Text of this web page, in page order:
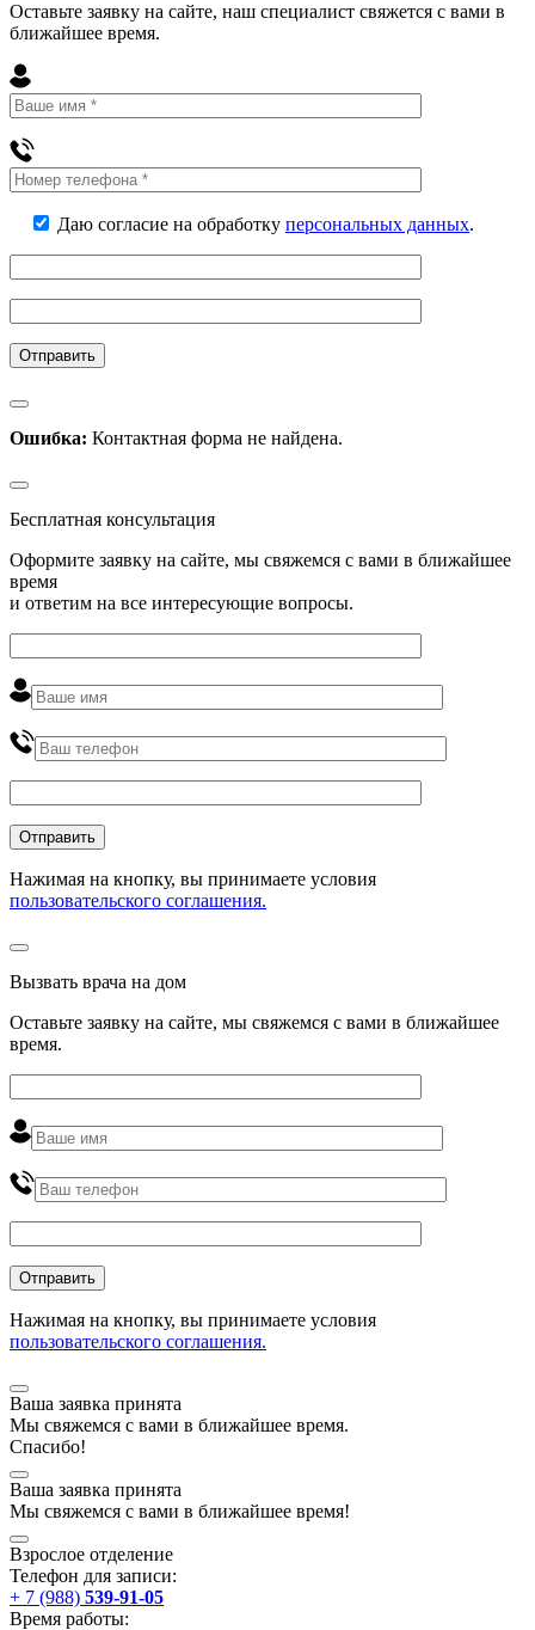
Оставьте заявку на сайте, наш специалист свяжется с вами в
ближайшее время.
Даю согласие на обработку персональных данных.
Ошибка: Контактная форма не найдена.
Бесплатная консультация
Оформите заявку на сайте, мы свяжемся с вами в ближайшее
время
и ответим на все интересующие вопросы.
Нажимая на кнопку, вы принимаете условия
пользовательского соглашения.
Вызвать врача на дом
Оставьте заявку на сайте, мы свяжемся с вами в ближайшее
время.
Нажимая на кнопку, вы принимаете условия
пользовательского соглашения.
Ваша заявка принята
Мы свяжемся с вами в ближайшее время.
Спасибо!
Ваша заявка принята
Мы свяжемся с вами в ближайшее время!
Взрослое отделение
Телефон для записи:
+ 7 (988) 539-91-05
Время работы: